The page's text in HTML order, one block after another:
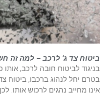
ביטוח צד ג’ לרכב – למה זה
בניגוד לביטוח חובה לרכב,
בטרם יחל לנהוג ברכבו, ביטוח
אינו מחייב נהגים לרכוש אותו.